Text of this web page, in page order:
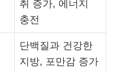
취 증가, 에너지
충전
단백질과 건강한
지방, 포만감 증가